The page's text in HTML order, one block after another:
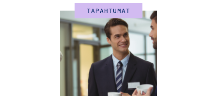
• Oivallutamme osallistujat ajattelemaan ihmisläheistä
johtamista kokonaisvaltaisesti
• Saat käytännönläheisiä oppeja, joilla voit soveltaa
ihmiskeskeistä johtamista päivittäisessä työssäsi ja
kohdata monimutkaisiakin haasteita.
• Haastamme sinut pohtimaan omia uskomuksiasi
ihmiskeskeisyydestä ja kehittämään johtajuuttasi
kestävämpään suuntaan.
TAPAHTUMAT